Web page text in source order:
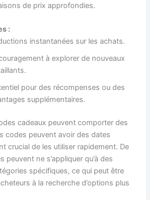
de prix approfondies.
:
instantanées sur les achats.
à explorer de nouveaux
pour des récompenses ou des
supplémentaires.
cadeaux peuvent comporter des
codes peuvent avoir des dates
crucial de les utiliser rapidement. De
peuvent ne s’appliquer qu’à des
spécifiques, ce qui peut être
à la recherche d’options plus